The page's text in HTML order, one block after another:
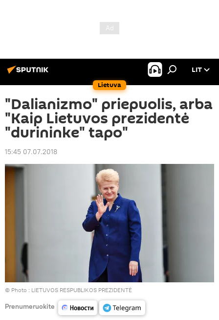
Lietuva
LIT
"Dalianizmo" priepuolis, arba
"Kaip Lietuvos prezidentė
"durininke" tapo"
15:45 07.07.2018
© Photo : LIETUVOS RESPUBLIKOS PREZIDENTĖ
Prenumeruokite